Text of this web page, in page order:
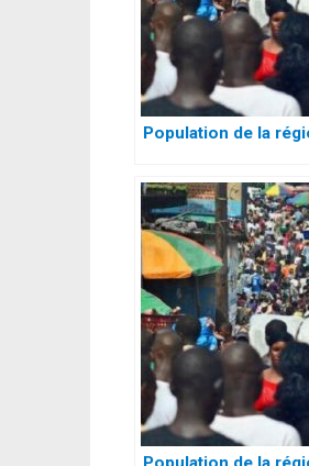
Population de la